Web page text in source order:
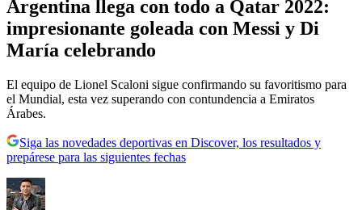
Argentina llega con todo a Qatar 2022:
impresionante goleada con Messi y Di
María celebrando
El equipo de Lionel Scaloni sigue confirmando su favoritismo para
el Mundial, esta vez superando con contundencia a Emiratos
Árabes.
Siga las novedades deportivas en Discover, los resultados y
prepárese para las siguientes fechas